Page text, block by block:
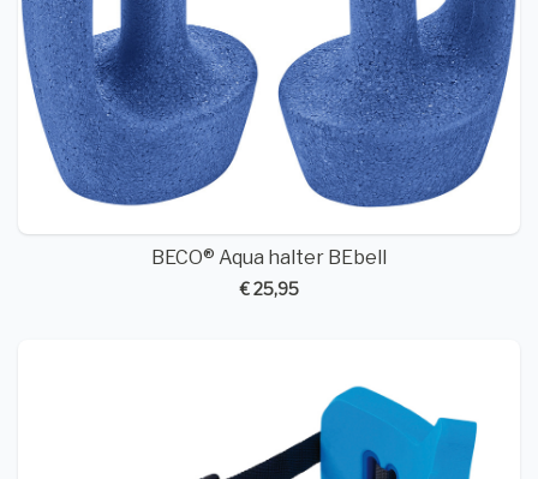
BECO® Aqua halter BEbell
€ 25,95